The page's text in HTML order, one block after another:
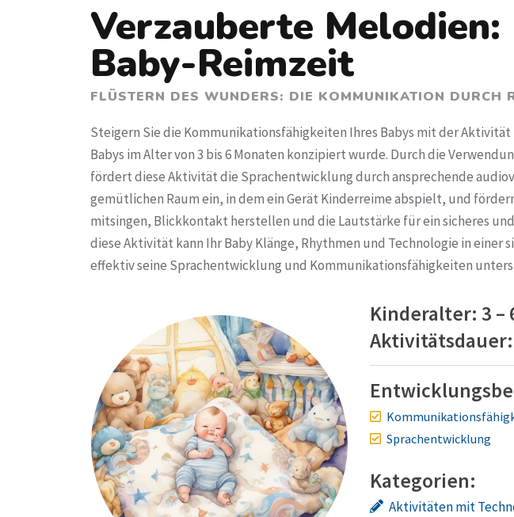
Verzauberte
Baby-Reimzeit
FLÜSTERN DES WUNDERS: DIE KOMMUNIKATION DURCH
Steigern Sie die Kommunikationsfähigkeiten Ihres Babys mit der
Babys im Alter von 3 bis 6 Monaten konzipiert wurde. Durch die
fördert diese Aktivität die Sprachentwicklung durch ansprechende
gemütlichen Raum ein, in dem ein Gerät Kinderreime abspielt, und
mitsingen, Blickkontakt herstellen und die Lautstärke für ein sicheres und
diese Aktivität kann Ihr Baby Klänge, Rhythmen und Technologie in einer
effektiv seine Sprachentwicklung und Kommunikationsfähigkeiten
Kinderalter: 3 –
Sprachentwicklung
Kategorien:
Aktivitäten mit